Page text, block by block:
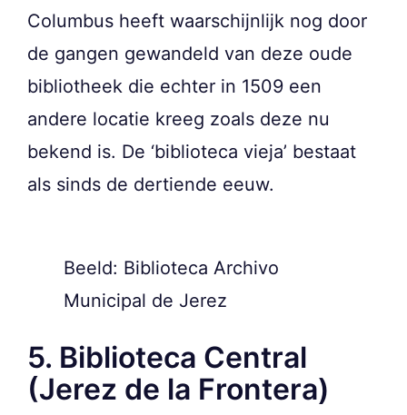
Columbus heeft waarschijnlijk nog door
de gangen gewandeld van deze oude
bibliotheek die echter in 1509 een
andere locatie kreeg zoals deze nu
bekend is. De ‘biblioteca vieja’ bestaat
als sinds de dertiende eeuw.
Beeld: Biblioteca Archivo
Municipal de Jerez
5. Biblioteca Central
(Jerez de la Frontera)